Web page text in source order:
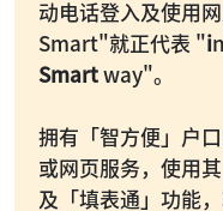
动电话登入及使用
Smart"就正代表 "i
Smartway"。
拥有「智方便」户
或网页服务，使用
及「填表通」功能